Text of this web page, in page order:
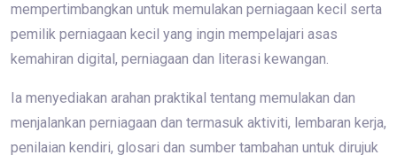
mempertimbangkan untuk memulakan perniagaan kecil serta
pemilik perniagaan kecil yang ingin mempelajari asas
kemahiran digital, perniagaan dan literasi kewangan.
Ia menyediakan arahan praktikal tentang memulakan dan
menjalankan perniagaan dan termasuk aktiviti, lembaran kerja,
penilaian kendiri, glosari dan sumber tambahan untuk dirujuk